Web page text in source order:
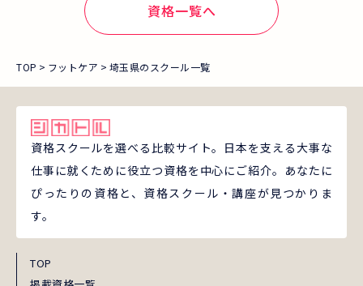
資格一覧へ
TOP フットケア 埼玉県のスクール一覧
資格スクールを選べる比較サイト。日本を支える大事な
仕事に就くために役立つ資格を中心にご紹介。あなたに
ぴったりの資格と、資格スクール・講座が見つかりま
す。
TOP